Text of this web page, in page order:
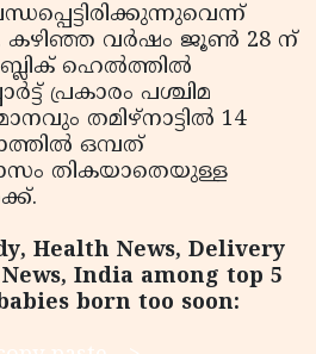
കഴിഞ്ഞ വര്‍ഷം ജൂണ്‍ 28 ന്
ഹെല്‍ത്തില്‍
പ്രകാരം പശ്ചിമ
തമിഴ്നാട്ടില്‍ 14
ഒമ്പത്
തികയാതെയുള്ള
Health News, Delivery
India among top 5
born too soon: